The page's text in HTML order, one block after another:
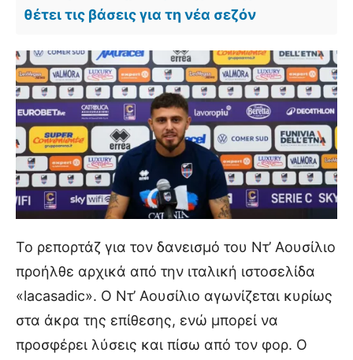
θέτει τις βάσεις για τη νέα σεζόν
Το ρεπορτάζ για τον δανεισμό του Ντ’ Αουσίλιο
προήλθε αρχικά από την ιταλική ιστοσελίδα
«lacasadic». Ο Ντ’ Αουσίλιο αγωνίζεται κυρίως
στα άκρα της επίθεσης, ενώ μπορεί να
προσφέρει λύσεις και πίσω από τον φορ. Ο